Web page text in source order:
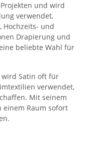
und wird
verwendet,
Hochzeits- und
Drapierung und
beliebte Wahl für
Satin oft für
verwendet,
Mit seinem
einem Raum sofort